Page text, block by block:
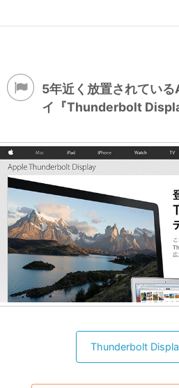
5年近く放置されてい
イ『Thunderbolt
Thunderbolt